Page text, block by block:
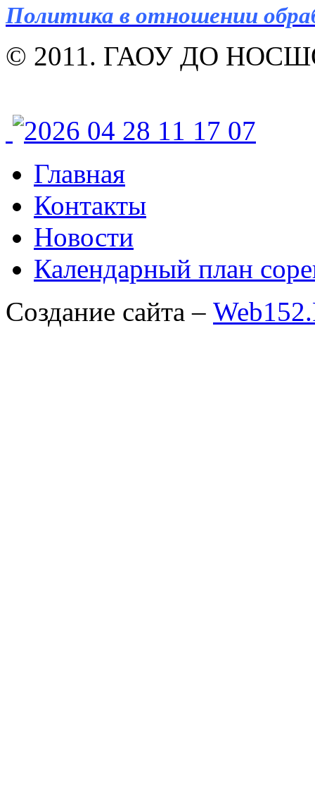
Политика в отношении
© 2011. ГАОУ ДО
Главная
Контакты
Новости
Календарный план
Создание сайта –